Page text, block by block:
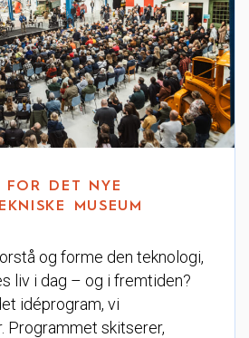
FOR DET NYE
MUSEUM
og forme den teknologi,
liv i dag – og i fremtiden?
idéprogram, vi
Programmet skitserer,